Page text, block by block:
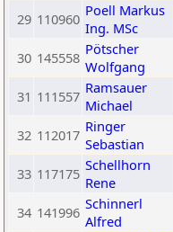
29 110960 Poell Markus
Ing. MSc
30 145558 Pötscher
Wolfgang
31 111557 Ramsauer
Michael
32 112017 Ringer
Sebastian
33 117175 Schellhorn
Rene
34 141996 Schinnerl
Alfred